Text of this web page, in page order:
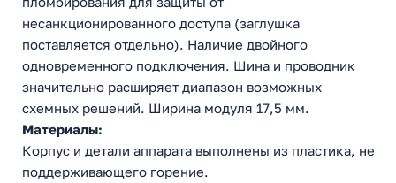
несанкционированного доступа (заглушка
поставляется отдельно). Наличие двойного
одновременного подключения. Шина и проводник
значительно расширяет диапазон возможных
схемных решений. Ширина модуля 17,5 мм.
Материалы:
Корпус и детали аппарата выполнены из пластика, не
поддерживающего горение.